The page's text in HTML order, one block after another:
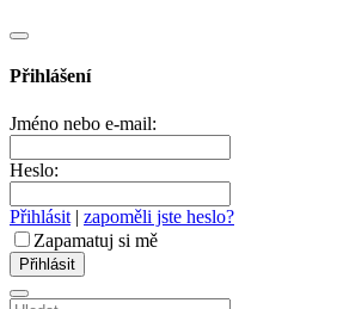
Přihlášení
Jméno nebo e-mail:
Heslo:
Přihlásit | zapoměli jste heslo?
Zapamatuj si mě